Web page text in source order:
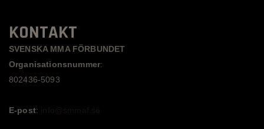
KONTAKT
SVENSKA MMA FÖRBUNDET
Organisationsnummer:
802436-5093
E-post: